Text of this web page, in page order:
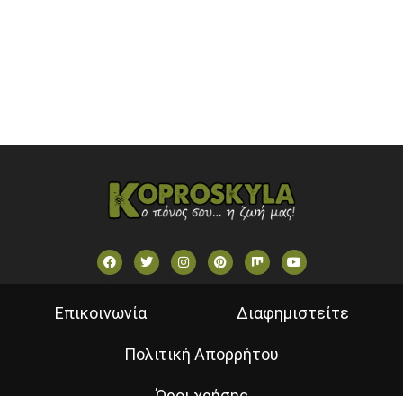
Επικοινωνία Διαφημιστείτε
Πολιτική Απορρήτου